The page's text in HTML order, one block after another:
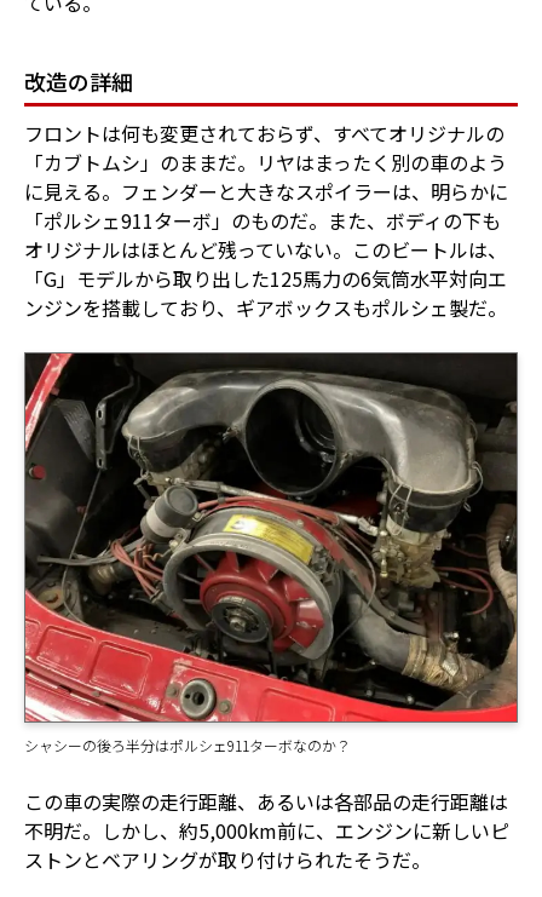
改造の詳細
フロントは何も変更されておらず、すべてオリジナルの
「カブトムシ」のままだ。リヤはまったく別の車のよう
に見える。フェンダーと大きなスポイラーは、明らかに
「ポルシェ911ターボ」のものだ。また、ボディの下も
オリジナルはほとんど残っていない。このビートルは、
「G」モデルから取り出した125馬力の6気筒水平対向エ
ンジンを搭載しており、ギアボックスもポルシェ製だ。
シャシーの後ろ半分はポルシェ911ターボなのか？
この車の実際の走行距離、あるいは各部品の走行距離は
不明だ。しかし、約5,000km前に、エンジンに新しいピ
ストンとベアリングが取り付けられたそうだ。